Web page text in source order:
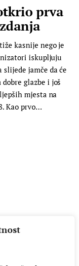
prva
kasnije nego je
iskupljuju
jamče da će
glazbe i još
mjesta na
Kao prvo…